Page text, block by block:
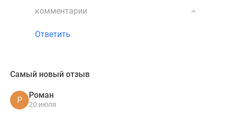
комментарии
Ответить
Самый новый отзыв
Р
Роман
20 июля